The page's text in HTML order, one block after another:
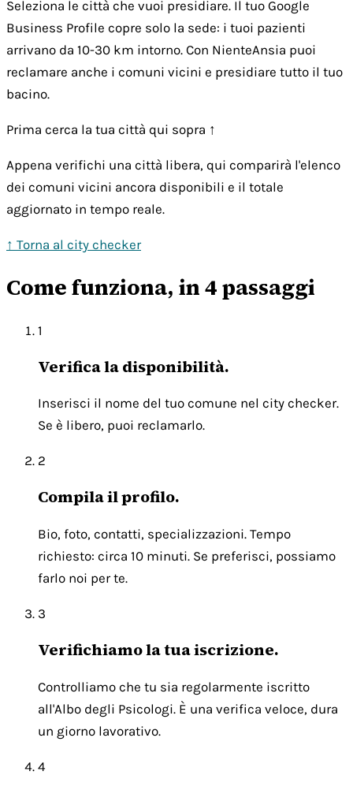
Seleziona le città che vuoi presidiare. Il tuo Google
Business Profile copre solo la sede: i tuoi pazienti
arrivano da 10-30 km intorno. Con NienteAnsia puoi
reclamare anche i comuni vicini e presidiare tutto il tuo
bacino.
Prima cerca la tua città qui sopra ↑
Appena verifichi una città libera, qui comparirà l'elenco
dei comuni vicini ancora disponibili e il totale
aggiornato in tempo reale.
↑ Torna al city checker
Come funziona, in 4 passaggi
1
Verifica la disponibilità.
Inserisci il nome del tuo comune nel city checker.
Se è libero, puoi reclamarlo.
2
Compila il profilo.
Bio, foto, contatti, specializzazioni. Tempo
richiesto: circa 10 minuti. Se preferisci, possiamo
farlo noi per te.
3
Verifichiamo la tua iscrizione.
Controlliamo che tu sia regolarmente iscritto
all'Albo degli Psicologi. È una verifica veloce, dura
un giorno lavorativo.
4